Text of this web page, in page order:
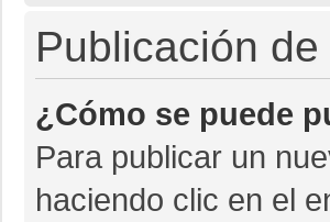
Publicación
¿Cómo se puede
Para publicar un
haciendo clic en el